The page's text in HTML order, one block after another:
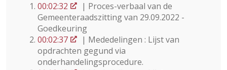
00:02:32
| Proces-verbaal van de
Gemeenteraadszitting van 29.09.2022 -
Goedkeuring
00:02:37
| Mededelingen : Lijst van
opdrachten gegund via
onderhandelingsprocedure.